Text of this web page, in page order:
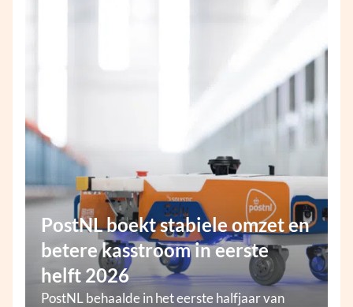
PostNL boekt stabiele omzet en
betere kasstroom in eerste
helft 2026
PostNL behaalde in het eerste halfjaar van